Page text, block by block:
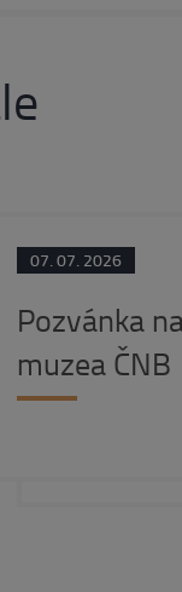
07. 07. 2026
Pozvánka
muzea ČNB